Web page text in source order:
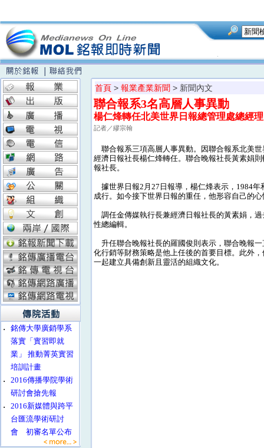
‧
銘傳大學廣銷學系
落實「實習即就
業」 推動菁英實習
培訓計畫
‧
2016傳播學院學術
研討會搶先報
‧
2016新媒體與跨平
台匯流學術研討
會 初審名單公布
首頁 > 報業產業新聞 > 新聞內文
聯合報系3名高層人事異動
楊仁烽轉任北美世界日報總管理處總經理
記者／繆宗翰
聯合報系三項高層人事異動。因聯合報系北美
經濟日報社長楊仁烽轉任。聯合晚報社長黃素娟
報社長。
據世界日報2月27日報導，楊仁烽表示，1984
成行。如今接下世界日報的重任，他形容自己的
調任金傳媒執行長兼經濟日報社長的黃素娟，
性總編輯。
升任聯合晚報社長的羅國俊則表示，聯合晚報
化行銷等財務策略是他上任後的首要目標。此外
一起建立具備創新且靈活的組織文化。